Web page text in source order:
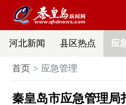
河北新闻 县区热点 应
首页 应急管理
秦皇岛市应急管理局